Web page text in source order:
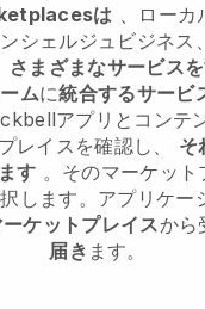
は 、ローカ
シェルジュビジネス
さまざまなサービス
ムに統合するサービ
アプリとコンテ
レイスを確認し、 そ
す 。そのマーケッ
します。アプリケー
ケットプレイスから
届き ます。